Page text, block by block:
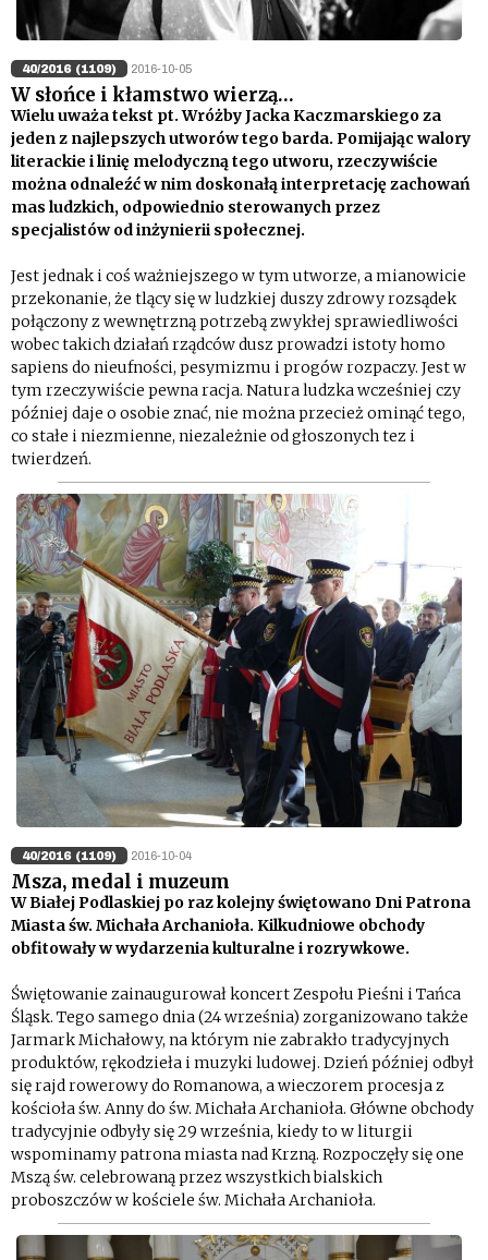
40/2016 (1109) 2016-10-05
W słońce i kłamstwo wierzą…
Wielu uważa tekst pt. Wróżby Jacka Kaczmarskiego za
jeden z najlepszych utworów tego barda. Pomijając walory
literackie i linię melodyczną tego utworu, rzeczywiście
można odnaleźć w nim doskonałą interpretację zachowań
mas ludzkich, odpowiednio sterowanych przez
specjalistów od inżynierii społecznej.
Jest jednak i coś ważniejszego w tym utworze, a mianowicie
przekonanie, że tlący się w ludzkiej duszy zdrowy rozsądek
połączony z wewnętrzną potrzebą zwykłej sprawiedliwości
wobec takich działań rządców dusz prowadzi istoty homo
sapiens do nieufności, pesymizmu i progów rozpaczy. Jest w
tym rzeczywiście pewna racja. Natura ludzka wcześniej czy
później daje o osobie znać, nie można przecież ominąć tego,
co stałe i niezmienne, niezależnie od głoszonych tez i
twierdzeń.
40/2016 (1109) 2016-10-04
Msza, medal i muzeum
W Białej Podlaskiej po raz kolejny świętowano Dni Patrona
Miasta św. Michała Archanioła. Kilkudniowe obchody
obfitowały w wydarzenia kulturalne i rozrywkowe.
Świętowanie zainaugurował koncert Zespołu Pieśni i Tańca
Śląsk. Tego samego dnia (24 września) zorganizowano także
Jarmark Michałowy, na którym nie zabrakło tradycyjnych
produktów, rękodzieła i muzyki ludowej. Dzień później odbył
się rajd rowerowy do Romanowa, a wieczorem procesja z
kościoła św. Anny do św. Michała Archanioła. Główne obchody
tradycyjnie odbyły się 29 września, kiedy to w liturgii
wspominamy patrona miasta nad Krzną. Rozpoczęły się one
Mszą św. celebrowaną przez wszystkich bialskich
proboszczów w kościele św. Michała Archanioła.